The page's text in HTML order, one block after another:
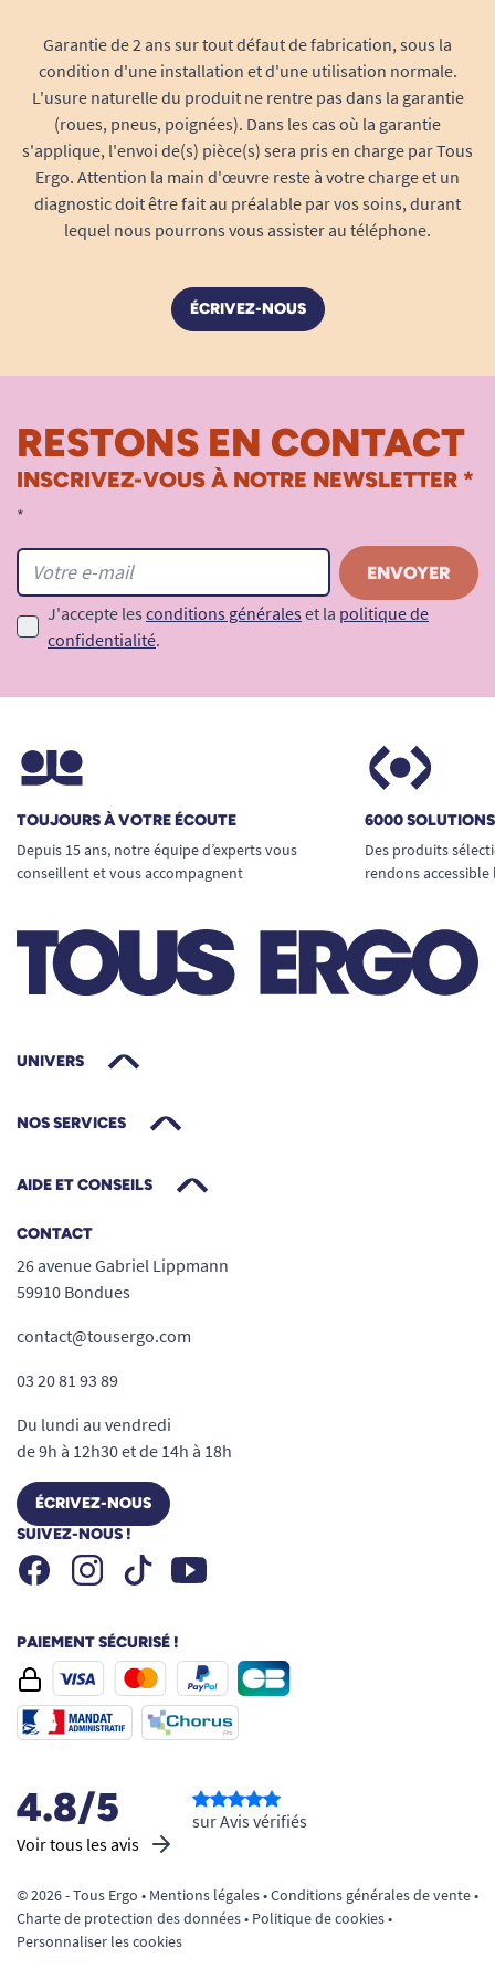
en position debout. La réunion sera plus
interactive, dynamique et conviviale
Voir toutes les aides informatiques
Voir tous les produits pour m'aider à me souvenir.
Garantie de 2 ans sur tout défaut de fabrication, sous la
condition d'une installation et d'une utilisation normale.
L'usure naturelle du produit ne rentre pas dans la garantie
(roues, pneus, poignées). Dans les cas où la garantie
s'applique, l'envoi de(s) pièce(s) sera pris en charge par Tous
Ergo. Attention la main d'œuvre reste à votre charge et un
diagnostic doit être fait au préalable par vos soins, durant
lequel nous pourrons vous assister au téléphone.
ÉCRIVEZ-NOUS
RESTONS EN CONTACT
INSCRIVEZ-VOUS À NOTRE NEWSLETTER *
*
J'accepte les conditions générales et la politique de
confidentialité.
TOUJOURS À VOTRE ÉCOUTE
Depuis 15 ans, notre équipe d’experts vous
conseillent et vous accompagnent
6000
Des produits
rendons
UNIVERS
NOS SERVICES
AIDE ET CONSEILS
CONTACT
26 avenue Gabriel Lippmann
59910 Bondues
contact@tousergo.com
03 20 81 93 89
Du lundi au vendredi
de 9h à 12h30 et de 14h à 18h
ÉCRIVEZ-NOUS
SUIVEZ-NOUS !
FacebookInstagramTiktok Youtube
PAIEMENT SÉCURISÉ !
4.8/5
Voir tous les avis
sur Avis vérifiés
© 2026 - Tous Ergo • Mentions légales•Conditions générales de vente•
Charte de protection des données• Politique de cookies•
Personnaliser les cookies